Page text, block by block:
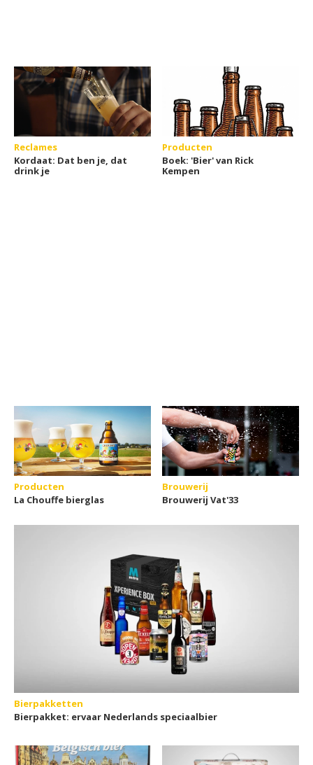
Reclames
Kordaat: Dat ben je, dat
drink je
Producten
Boek: 'Bier' van Rick
Kempen
Producten
La Chouffe bierglas
Brouwerij
Brouwerij Vat'33
Bierpakketten
Bierpakket: ervaar Nederlands speciaalbier